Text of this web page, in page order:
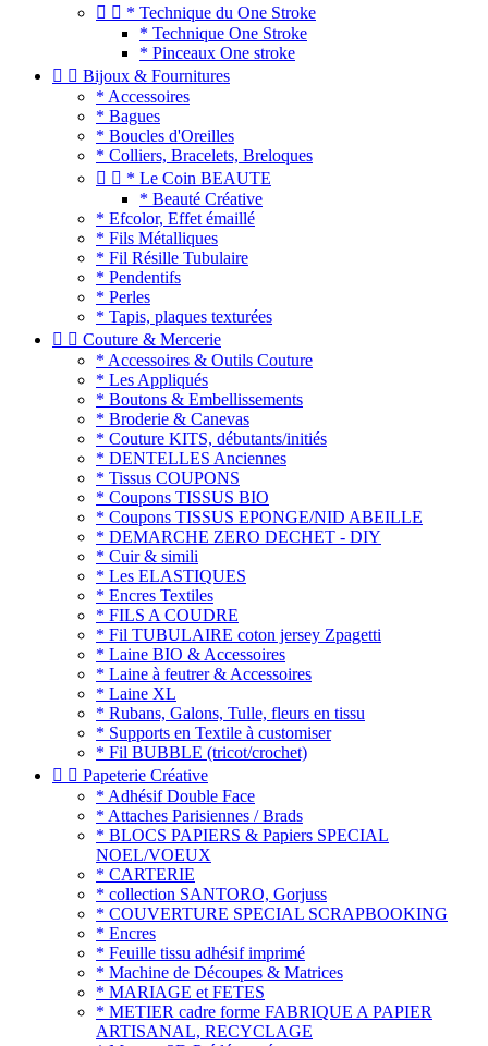
  * Technique du One Stroke
* Technique One Stroke
* Pinceaux One stroke
  Bijoux & Fournitures
* Accessoires
* Bagues
* Boucles d'Oreilles
* Colliers, Bracelets, Breloques
  * Le Coin BEAUTE
* Beauté Créative
* Efcolor, Effet émaillé
* Fils Métalliques
* Fil Résille Tubulaire
* Pendentifs
* Perles
* Tapis, plaques texturées
  Couture & Mercerie
* Accessoires & Outils Couture
* Les Appliqués
* Boutons & Embellissements
* Broderie & Canevas
* Couture KITS, débutants/initiés
* DENTELLES Anciennes
* Tissus COUPONS
* Coupons TISSUS BIO
* Coupons TISSUS EPONGE/NID ABEILLE
* DEMARCHE ZERO DECHET - DIY
* Cuir & simili
* Les ELASTIQUES
* Encres Textiles
* FILS A COUDRE
* Fil TUBULAIRE coton jersey Zpagetti
* Laine BIO & Accessoires
* Laine à feutrer & Accessoires
* Laine XL
* Rubans, Galons, Tulle, fleurs en tissu
* Supports en Textile à customiser
* Fil BUBBLE (tricot/crochet)
  Papeterie Créative
* Adhésif Double Face
* Attaches Parisiennes / Brads
* BLOCS PAPIERS & Papiers SPECIAL
NOEL/VOEUX
* CARTERIE
* collection SANTORO, Gorjuss
* COUVERTURE SPECIAL SCRAPBOOKING
* Encres
* Feuille tissu adhésif imprimé
* Machine de Découpes & Matrices
* MARIAGE et FETES
* METIER cadre forme FABRIQUE A PAPIER
ARTISANAL, RECYCLAGE